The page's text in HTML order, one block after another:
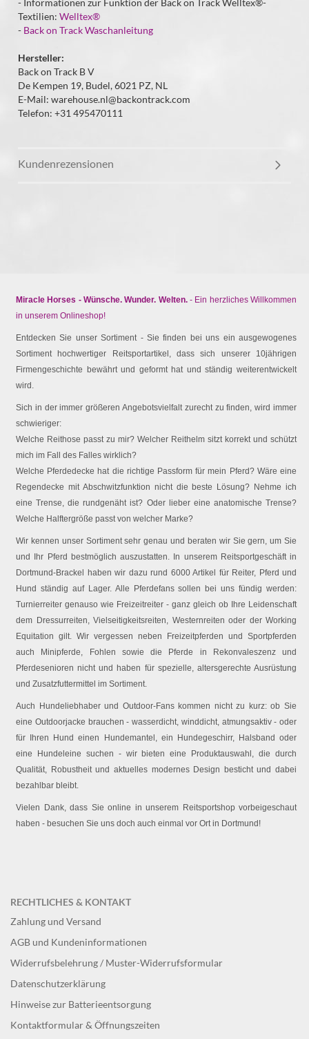
- Informationen zur Funktion der Back on Track Welltex®-
Textilien:Welltex®
- Back on Track Waschanleitung
Hersteller:
Back on Track B V
De Kempen 19, Budel, 6021 PZ, NL
E-Mail: warehouse.nl@backontrack.com
Telefon: +31 495470111
Kundenrezensionen
Miracle Horses - Wünsche. Wunder. Welten.- Ein herzliches Willkommen
in unserem Onlineshop!
Entdecken Sie unser Sortiment - Sie finden bei uns ein ausgewogenes
Sortiment hochwertiger Reitsportartikel, dass sich unserer 10jährigen
Firmengeschichte bewährt und geformt hat und ständig weiterentwickelt
wird.
Sich in der immer größeren Angebotsvielfalt zurecht zu finden, wird immer
schwieriger:
Welche Reithose passt zu mir? Welcher Reithelm sitzt korrekt und schützt
mich im Fall des Falles wirklich?
Welche Pferdedecke hat die richtige Passform für mein Pferd? Wäre eine
Regendecke mit Abschwitzfunktion nicht die beste Lösung? Nehme ich
eine Trense, die rundgenäht ist? Oder lieber eine anatomische Trense?
Welche Halftergröße passt von welcher Marke?
Wir kennen unser Sortiment sehr genau und beraten wir Sie gern, um Sie
und Ihr Pferd bestmöglich auszustatten. In unserem Reitsportgeschäft in
Dortmund-Brackel haben wir dazu rund 6000 Artikel für Reiter, Pferd und
Hund ständig auf Lager. Alle Pferdefans sollen bei uns fündig werden:
Turnierreiter genauso wie Freizeitreiter - ganz gleich ob Ihre Leidenschaft
dem Dressurreiten, Vielseitigkeitsreiten, Westernreiten oder der Working
Equitation gilt. Wir vergessen neben Freizeitpferden und Sportpferden
auch Minipferde, Fohlen sowie die Pferde in Rekonvaleszenz und
Pferdesenioren nicht und haben für spezielle, altersgerechte Ausrüstung
und Zusatzfuttermittel im Sortiment.
Auch Hundeliebhaber und Outdoor-Fans kommen nicht zu kurz: ob Sie
eine Outdoorjacke brauchen - wasserdicht, winddicht, atmungsaktiv - oder
für Ihren Hund einen Hundemantel, ein Hundegeschirr, Halsband oder
eine Hundeleine suchen - wir bieten eine Produktauswahl, die durch
Qualität, Robustheit und aktuelles modernes Design besticht und dabei
bezahlbar bleibt.
Vielen Dank, dass Sie online in unserem Reitsportshop vorbeigeschaut
haben - besuchen Sie uns doch auch einmal vor Ort in Dortmund!
RECHTLICHES & KONTAKT
Zahlung und Versand
AGB und Kundeninformationen
Widerrufsbelehrung / Muster-Widerrufsformular
Datenschutzerklärung
Hinweise zur Batterieentsorgung
Kontaktformular & Öffnungszeiten